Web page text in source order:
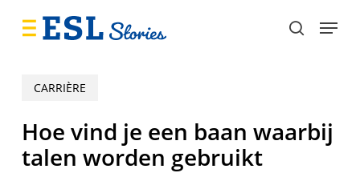
search
Menu
CARRIÈRE
Hoe vind je een baan waarbij
talen worden gebruikt